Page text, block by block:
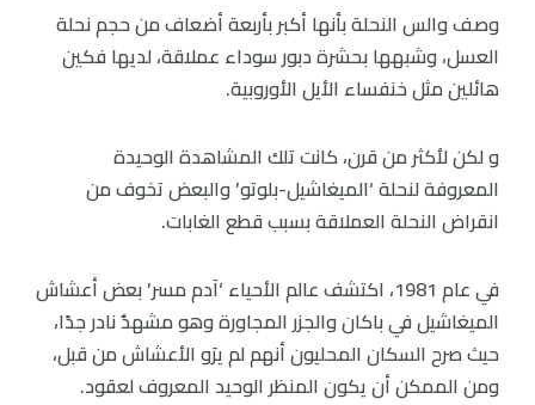
وصف والس النحلة بأنها أكبر بأربعة أضعاف من حجم نحلة
العسل، وشبهها بحشرة دبور سوداء عملاقة، لديها فكين
هائلين مثل خنفساء الأيل الأوروبية.
و لكن لأكثر من قرن، كانت تلك المشاهدة الوحيدة
المعروفة لنحلة ‘الميغاشيل-بلوتو’ والبعض تخوف من
انقراض النحلة العملاقة بسبب قطع الغابات.
في عام 1981، اكتشف عالم الأحياء ‘آدم مسر’ بعض أعشاش
الميغاشيل في باكان والجزر المجاورة وهو مشهدٌ نادر جدًا،
حيث صرح السكان المحليون أنهم لم يرَو الأعشاش من قبل،
ومن الممكن أن يكون المنظر الوحيد المعروف لعقود.